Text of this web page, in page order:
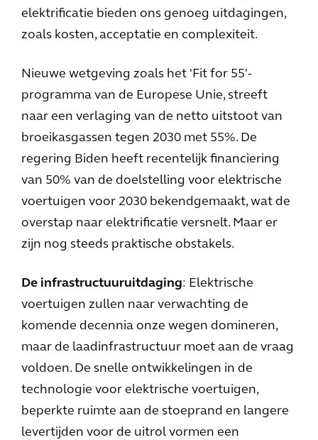
elektrificatie bieden ons genoeg uitdagingen,
zoals kosten, acceptatie en complexiteit.
Nieuwe wetgeving zoals het 'Fit for 55'-
programma van de Europese Unie, streeft
naar een verlaging van de netto uitstoot van
broeikasgassen tegen 2030 met 55%. De
regering Biden heeft recentelijk financiering
van 50% van de doelstelling voor elektrische
voertuigen voor 2030 bekendgemaakt, wat de
overstap naar elektrificatie versnelt. Maar er
zijn nog steeds praktische obstakels.
De infrastructuuruitdaging: Elektrische
voertuigen zullen naar verwachting de
komende decennia onze wegen domineren,
maar de laadinfrastructuur moet aan de vraag
voldoen. De snelle ontwikkelingen in de
technologie voor elektrische voertuigen,
beperkte ruimte aan de stoeprand en langere
levertijden voor de uitrol vormen een